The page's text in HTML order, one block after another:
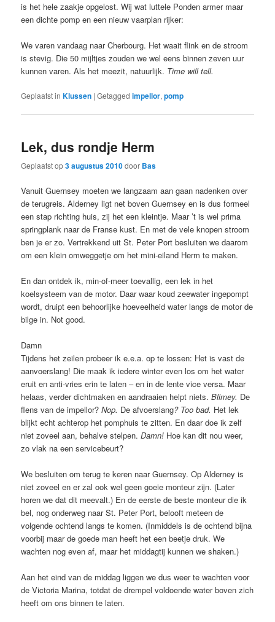
is het hele zaakje opgelost. Wij wat luttele Ponden armer maar
een dichte pomp en een nieuw vaarplan rijker:
We varen vandaag naar Cherbourg. Het waait flink en de stroom
is stevig. Die 50 mijltjes zouden we wel eens binnen zeven uur
kunnen varen. Als het meezit, natuurlijk. Time will tell.
Geplaatst in Klussen |Getagged impellor,pomp
Lek, dus rondje Herm
Geplaatst op3 augustus 2010door Bas
Vanuit Guernsey moeten we langzaam aan gaan nadenken over
de terugreis. Alderney ligt net boven Guernsey en is dus formeel
een stap richting huis, zij het een kleintje. Maar ’t is wel prima
springplank naar de Franse kust. En met de vele knopen stroom
ben je er zo. Vertrekkend uit St. Peter Port besluiten we daarom
om een klein omweggetje om het mini-eiland Herm te maken.
En dan ontdek ik, min-of-meer toevallig, een lek in het
koelsysteem van de motor. Daar waar koud zeewater ingepompt
wordt, druipt een behoorlijke hoeveelheid water langs de motor de
bilge in. Not good.
Damn
Tijdens het zeilen probeer ik e.e.a. op te lossen: Het is vast de
aanvoerslang! Die maak ik iedere winter even los om het water
eruit en anti-vries erin te laten – en in de lente vice versa. Maar
helaas, verder dichtmaken en aandraaien helpt niets. Blimey. De
flens van de impellor?Nop. De afvoerslang? Too bad. Het lek
blijkt echt achterop het pomphuis te zitten. En daar doe ik zelf
niet zoveel aan, behalve stelpen.Damn! Hoe kan dit nou weer,
zo vlak na een servicebeurt?
We besluiten om terug te keren naar Guernsey. Op Alderney is
niet zoveel en er zal ook wel geen goeie monteur zijn. (Later
horen we dat dit meevalt.) En de eerste de beste monteur die ik
bel, nog onderweg naar St. Peter Port, belooft meteen de
volgende ochtend langs te komen. (Inmiddels is de ochtend bijna
voorbij maar de goede man heeft het een beetje druk. We
wachten nog even af, maar het middagtij kunnen we shaken.)
Aan het eind van de middag liggen we dus weer te wachten voor
de Victoria Marina, totdat de drempel voldoende water boven zich
heeft om ons binnen te laten.